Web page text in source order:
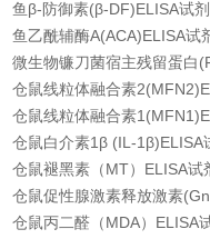
鱼β-防御素(β-DF)ELISA试
鱼乙酰辅酶A(ACA)ELISA试
微生物镰刀菌宿主残留蛋白
仓鼠线粒体融合素
仓鼠线粒体融合素
仓鼠白介素1β (IL-1β)ELISA
仓鼠褪黑素（MT）ELISA试
仓鼠促性腺激素释放激素
仓鼠丙二醛（MDA）ELISA